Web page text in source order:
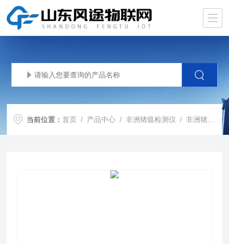
当前位置：首页 / 产品中心 /非洲猪瘟检测仪 /非洲猪瘟仪器